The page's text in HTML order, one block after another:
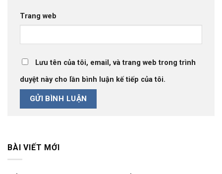
Trang web
Lưu tên của tôi, email, và trang web trong trình
duyệt này cho lần bình luận kế tiếp của tôi.
BÀI VIẾT MỚI